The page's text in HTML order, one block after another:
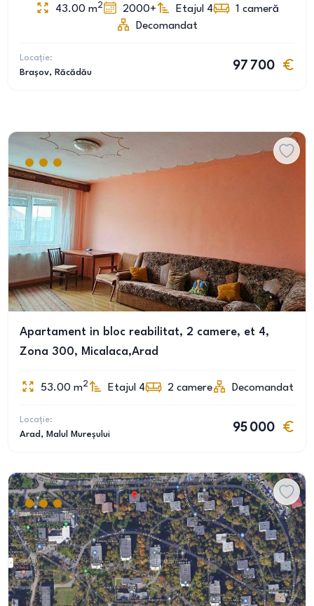
43.00 m2 2000+ Etajul 4 1 cameră
Decomandat
Locație:
Brașov, Răcădău
97 700
Apartament in bloc reabilitat, 2 camere, et 4,
Zona 300, Micalaca,Arad
53.00 m2 Etajul 4 2 camere Decomandat
Locație:
Arad , Malul Mureșului
95 000